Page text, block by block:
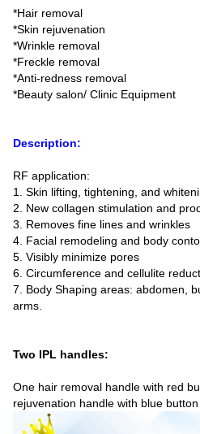
*Hair removal
*Skin rejuvenation
*Wrinkle removal
*Freckle removal
*Anti-redness removal
*Beauty salon/ Clinic Equipment
Description:
RF application:
1. Skin lifting, tightening, and
2. New collagen stimulation and
3. Removes fine lines and wrinkles
4. Facial remodeling and body
5. Visibly minimize pores
6. Circumference and cellulite
7. Body Shaping areas: abdomen,
arms.
Two IPL handles:
One hair removal handle with red
rejuvenation handle with blue button